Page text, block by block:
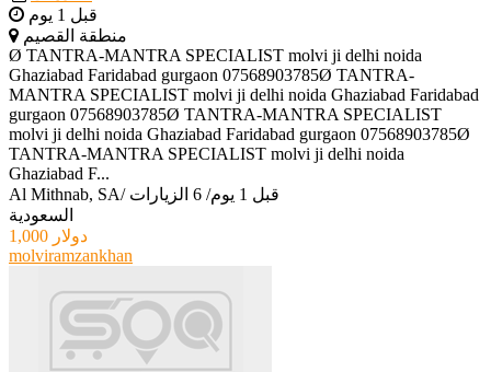
قبل 1 يوم
منطقة القصيم
Ø TANTRA-MANTRA SPECIALIST molvi ji delhi noida
Ghaziabad Faridabad gurgaon 07568903785Ø TANTRA-
MANTRA SPECIALIST molvi ji delhi noida Ghaziabad Faridabad
gurgaon 07568903785Ø TANTRA-MANTRA SPECIALIST
molvi ji delhi noida Ghaziabad Faridabad gurgaon 07568903785Ø
TANTRA-MANTRA SPECIALIST molvi ji delhi noida
Ghaziabad F...
Al Mithnab, SA/ قبل 1 يوم / 6 الزيارات
السعودية
1,000 دولار
molviramzankhan